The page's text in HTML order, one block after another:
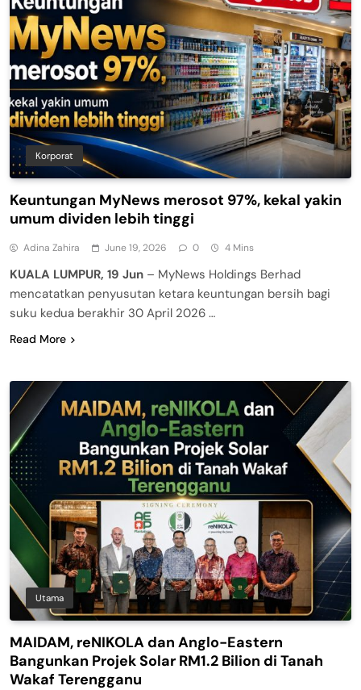
Korporat
Keuntungan MyNews merosot 97%, kekal yakin
umum dividen lebih tinggi
Adina Zahira June 19, 2026 0 4 Mins
KUALA LUMPUR, 19 Jun – MyNews Holdings Berhad
mencatatkan penyusutan ketara keuntungan bersih bagi
suku kedua berakhir 30 April 2026 …
Read More
Utama
MAIDAM, reNIKOLA dan Anglo-Eastern
Bangunkan Projek Solar RM1.2 Bilion di Tanah
Wakaf Terengganu